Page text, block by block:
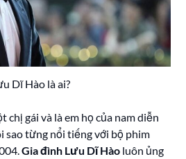
Dĩ Hào là ai?
chị gái và là em họ của nam diễn
sao từng nổi tiếng với bộ phim
Gia đình Lưu Dĩ Hào luôn ủng